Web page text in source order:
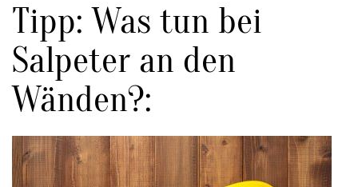
Tipp: Was tun bei
Salpeter an den
Wänden?: